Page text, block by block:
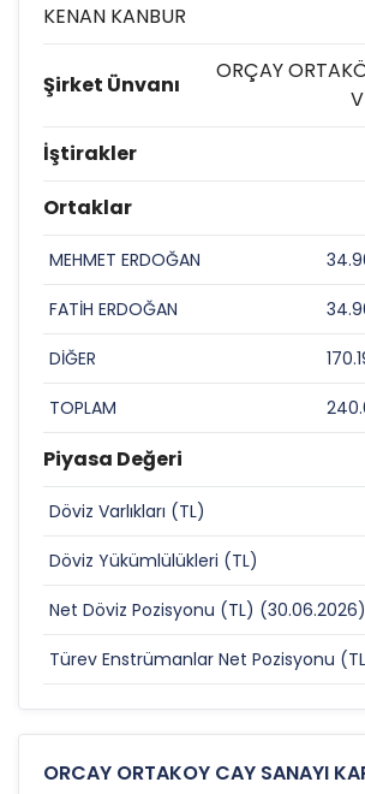
KENAN KANBUR
Şirket Ünvanı
ORÇAY
İştirakler
Ortaklar
MEHMET ERDOĞAN
FATİH ERDOĞAN
DİĞER
TOPLAM
Piyasa Değeri
Döviz Varlıkları (TL)
Döviz Yükümlülükleri (TL)
Net Döviz Pozisyonu (TL) (30.06.2026)
Türev Enstrümanlar Net Pozisyonu
ORCAY ORTAKOY CAY SANAYI